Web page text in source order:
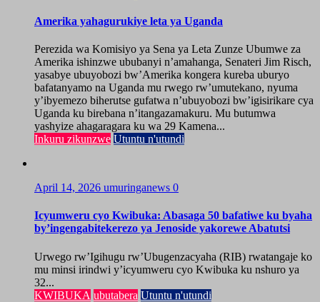
Amerika yahagurukiye leta ya Uganda
Perezida wa Komisiyo ya Sena ya Leta Zunze Ubumwe za
Amerika ishinzwe ububanyi n’amahanga, Senateri Jim Risch,
yasabye ubuyobozi bw’Amerika kongera kureba uburyo
bafatanyamo na Uganda mu rwego rw’umutekano, nyuma
y’ibyemezo biherutse gufatwa n’ubuyobozi bw’igisirikare cya
Uganda ku birebana n’itangazamakuru. Mu butumwa
yashyize ahagaragara ku wa 29 Kamena...
Inkuru zikunzwe Utuntu n'utundi
April 14, 2026 umuringanews 0
Icyumweru cyo Kwibuka: Abasaga 50 bafatiwe ku byaha
by’ingengabitekerezo ya Jenoside yakorewe Abatutsi
Urwego rw’Igihugu rw’Ubugenzacyaha (RIB) rwatangaje ko
mu minsi irindwi y’icyumweru cyo Kwibuka ku nshuro ya
32...
KWIBUKA ubutabera Utuntu n'utundi